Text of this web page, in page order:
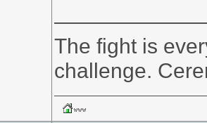
The fight is
challenge.